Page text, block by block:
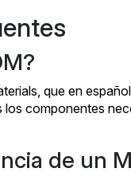
que en
componentes
de un